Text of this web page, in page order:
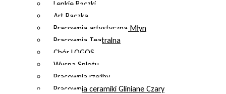
Lepkie Rączki
Art Paczka
Pracownia artystyczna Młyn
Pracownia Teatralna
Chór LOGOS
Wyspa Splotu
Pracownia rzeźby
Pracownia ceramiki Gliniane Czary